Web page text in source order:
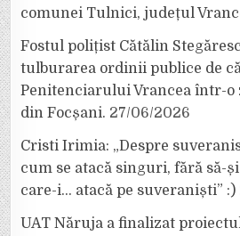
comunei Tulnici, județul
Fostul polițist Cătălin
tulburarea ordinii publice de
Penitenciarului Vrancea într-o
din Focșani. 27/06/2026
Cristi Irimia: „Despre
cum se atacă singuri, fără să-
care-i… atacă pe suveraniști” :)
UAT Năruja a finalizat